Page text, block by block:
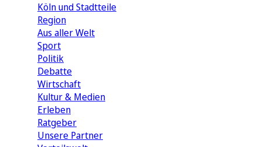
Köln und Stadtteile
Region
Aus aller Welt
Sport
Politik
Debatte
Wirtschaft
Kultur & Medien
Erleben
Ratgeber
Unsere Partner